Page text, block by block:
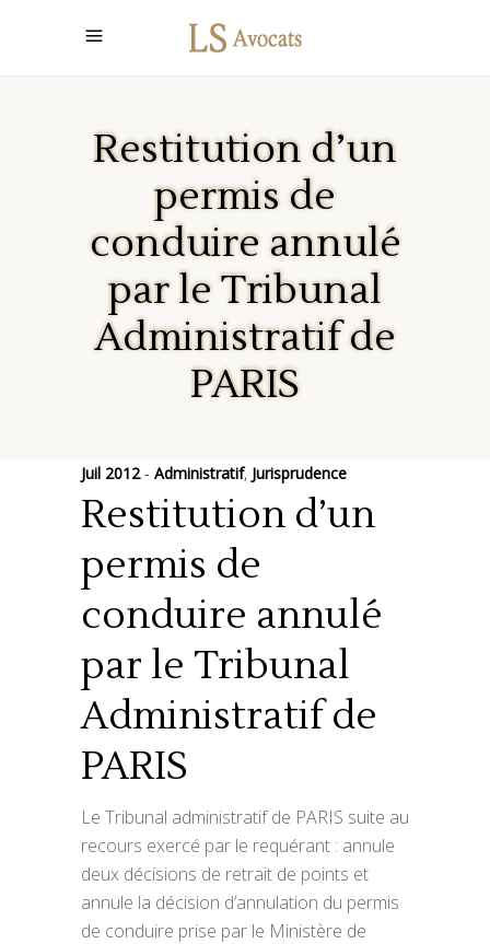
Restitution d’un
permis de
conduire annulé
par le Tribunal
Administratif de
PARIS
Juil 2012 Administratif, Jurisprudence
Restitution d’un
permis de
conduire annulé
par le Tribunal
Administratif de
PARIS
Le Tribunal administratif de PARIS suite au
recours exercé par le requérant : annule
deux décisions de retrait de points et
annule la décision d’annulation du permis
de conduire prise par le Ministère de